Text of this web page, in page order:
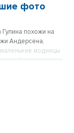
фото
похожи на
Андерсена,
модницы
публикуем в